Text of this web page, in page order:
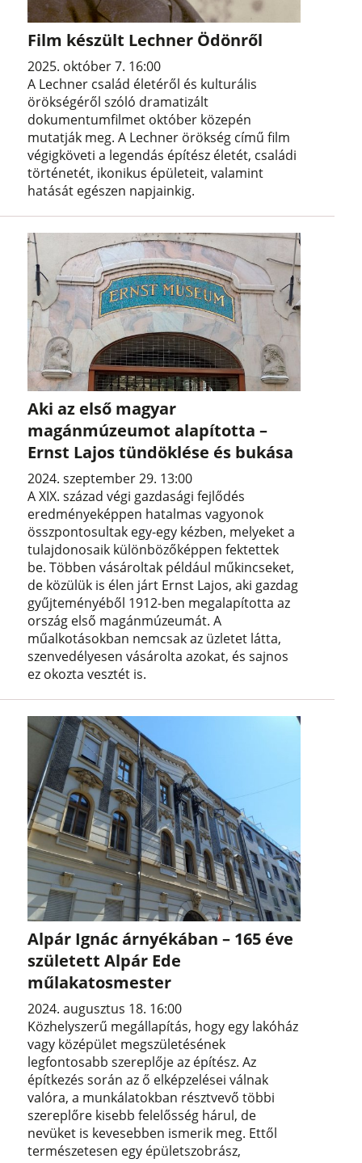
Film készült Lechner Ödönről
2025. október 7. 16:00
A Lechner család életéről és kulturális
örökségéről szóló dramatizált
dokumentumfilmet október közepén
mutatják meg. A Lechner örökség című film
végigköveti a legendás építész életét, családi
történetét, ikonikus épületeit, valamint
hatását egészen napjainkig.
Aki az első magyar
magánmúzeumot alapította –
Ernst Lajos tündöklése és bukása
2024. szeptember 29. 13:00
A XIX. század végi gazdasági fejlődés
eredményeképpen hatalmas vagyonok
összpontosultak egy-egy kézben, melyeket a
tulajdonosaik különbözőképpen fektettek
be. Többen vásároltak például műkincseket,
de közülük is élen járt Ernst Lajos, aki gazdag
gyűjteményéből 1912-ben megalapította az
ország első magánmúzeumát. A
műalkotásokban nemcsak az üzletet látta,
szenvedélyesen vásárolta azokat, és sajnos
ez okozta vesztét is.
Alpár Ignác árnyékában – 165 éve
született Alpár Ede
műlakatosmester
2024. augusztus 18. 16:00
Közhelyszerű megállapítás, hogy egy lakóház
vagy középület megszületésének
legfontosabb szereplője az építész. Az
építkezés során az ő elképzelései válnak
valóra, a munkálatokban résztvevő többi
szereplőre kisebb felelősség hárul, de
nevüket is kevesebben ismerik meg. Ettől
természetesen egy épületszobrász,